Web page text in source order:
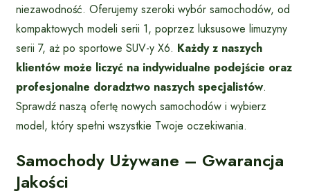
niezawodność. Oferujemy szeroki wybór samochodów, od
kompaktowych modeli serii 1, poprzez luksusowe limuzyny
serii 7, aż po sportowe SUV-y X6. Każdy z naszych
klientów może liczyć na indywidualne podejście oraz
profesjonalne doradztwo naszych specjalistów.
Sprawdź naszą ofertę nowych samochodów i wybierz
model, który spełni wszystkie Twoje oczekiwania.
Samochody Używane – Gwarancja
Jakości